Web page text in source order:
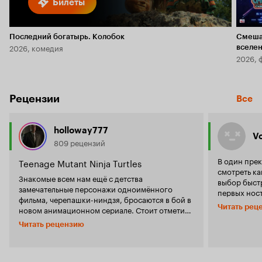
Билеты
Последний богатырь. Колобок
2026, комедия
2026,
Рецензии Все
holloway777
809 рецензий
Teenage Mutant Ninja Turtles
Знакомые всем нам ещё с детства
замечательные персонажи одноимённого
фильма, черепашки-ниндзя, бросаются в бой в
новом анимационном сериале. Стоит отметить,
что тут появляются новые оригинальные
персонажи, которые, являясь как
Читать рецензию
В один
смотреть
выбор
первых
фанатом в
сериалу
Читать